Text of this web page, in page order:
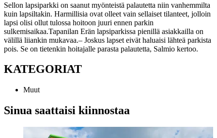
Sellon lapsiparkki on saanut myönteistä palautetta niin vanhemmilta
kuin lapsiltakin. Harmillisia ovat olleet vain sellaiset tilanteet, jolloin
lapsi olisi ollut tulossa hoitoon juuri ennen parkin
sulkemisaikaa.Tapanilan Erän lapsiparkissa pienillä asiakkailla on
välillä liiankin mukavaa.– Joskus lapset eivät haluaisi lähteä parkista
pois. Se on tietenkin hoitajalle parasta palautetta, Salmio kertoo.
KATEGORIAT
Muut
Sinua saattaisi kiinnostaa